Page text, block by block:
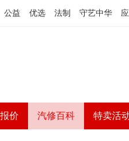
公益 优选 法制 守艺中华
报价 汽修百科 特卖活